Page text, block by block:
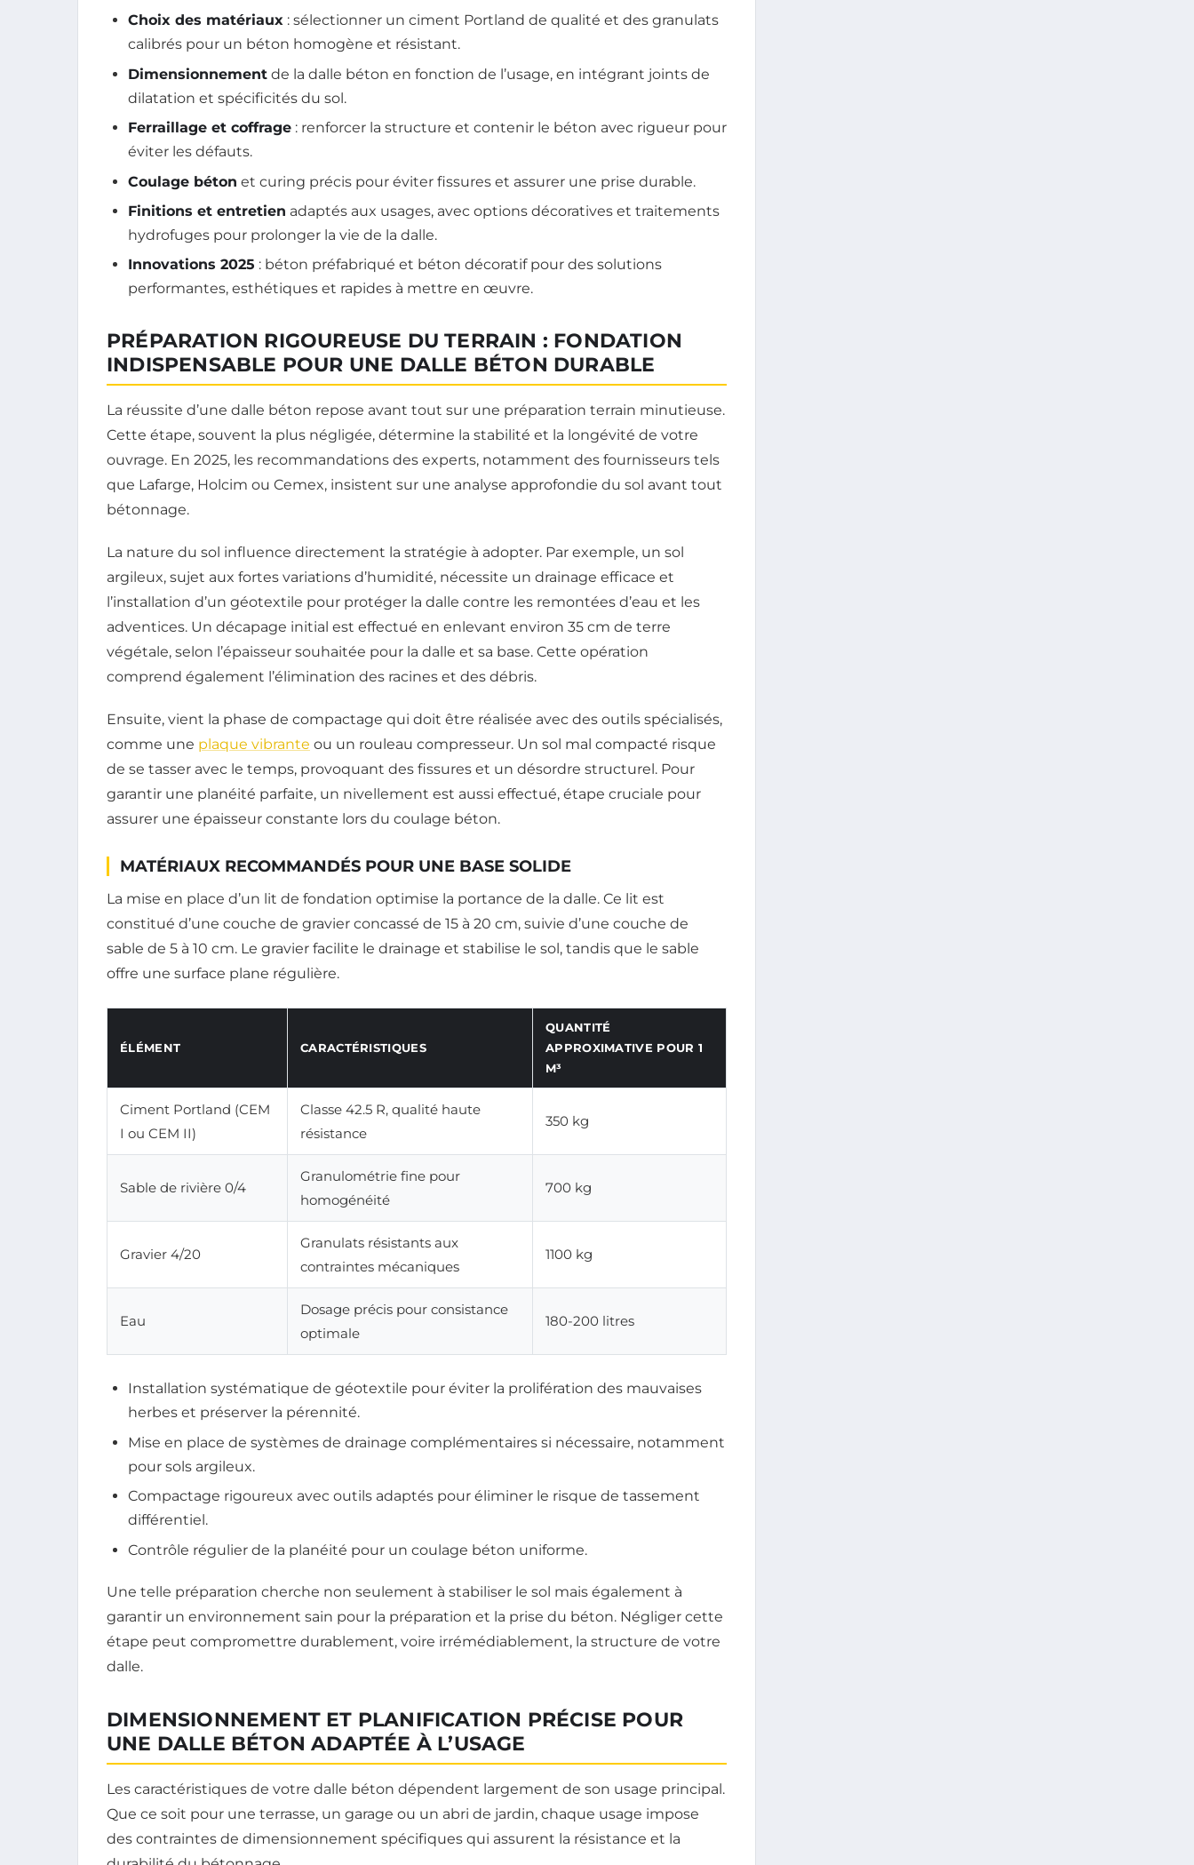
Choix des matériaux : sélectionner un ciment Portland de qualité et des granulats
calibrés pour un béton homogène et résistant.
Dimensionnement de la dalle béton en fonction de l’usage, en intégrant joints de
dilatation et spécificités du sol.
Ferraillage et coffrage : renforcer la structure et contenir le béton avec rigueur pour
éviter les défauts.
Coulage béton et curing précis pour éviter fissures et assurer une prise durable.
Finitions et entretien adaptés aux usages, avec options décoratives et traitements
hydrofuges pour prolonger la vie de la dalle.
Innovations 2025 : béton préfabriqué et béton décoratif pour des solutions
performantes, esthétiques et rapides à mettre en œuvre.
PRÉPARATION RIGOUREUSE DU TERRAIN : FONDATION
INDISPENSABLE POUR UNE DALLE BÉTON DURABLE
La réussite d’une dalle béton repose avant tout sur une préparation terrain minutieuse.
Cette étape, souvent la plus négligée, détermine la stabilité et la longévité de votre
ouvrage. En 2025, les recommandations des experts, notamment des fournisseurs tels
que Lafarge, Holcim ou Cemex, insistent sur une analyse approfondie du sol avant tout
bétonnage.
La nature du sol influence directement la stratégie à adopter. Par exemple, un sol
argileux, sujet aux fortes variations d’humidité, nécessite un drainage efficace et
l’installation d’un géotextile pour protéger la dalle contre les remontées d’eau et les
adventices. Un décapage initial est effectué en enlevant environ 35 cm de terre
végétale, selon l’épaisseur souhaitée pour la dalle et sa base. Cette opération
comprend également l’élimination des racines et des débris.
Ensuite, vient la phase de compactage qui doit être réalisée avec des outils spécialisés,
comme une plaque vibrante ou un rouleau compresseur. Un sol mal compacté risque
de se tasser avec le temps, provoquant des fissures et un désordre structurel. Pour
garantir une planéité parfaite, un nivellement est aussi effectué, étape cruciale pour
assurer une épaisseur constante lors du coulage béton.
MATÉRIAUX RECOMMANDÉS POUR UNE BASE SOLIDE
La mise en place d’un lit de fondation optimise la portance de la dalle. Ce lit est
constitué d’une couche de gravier concassé de 15 à 20 cm, suivie d’une couche de
sable de 5 à 10 cm. Le gravier facilite le drainage et stabilise le sol, tandis que le sable
offre une surface plane régulière.
ÉLÉMENT CARACTÉRISTIQUES
QUANTITÉ
APPROXIMATIVE POUR 1
M³
Ciment Portland (CEM
I ou CEM II)
Classe 42.5 R, qualité haute
résistance
350 kg
Sable de rivière 0/4
Granulométrie fine pour
homogénéité
700 kg
Gravier 4/20
Granulats résistants aux
contraintes mécaniques
1100 kg
Eau
Dosage précis pour consistance
optimale
180-200 litres
Installation systématique de géotextile pour éviter la prolifération des mauvaises
herbes et préserver la pérennité.
Mise en place de systèmes de drainage complémentaires si nécessaire, notamment
pour sols argileux.
Compactage rigoureux avec outils adaptés pour éliminer le risque de tassement
différentiel.
Contrôle régulier de la planéité pour un coulage béton uniforme.
Une telle préparation cherche non seulement à stabiliser le sol mais également à
garantir un environnement sain pour la préparation et la prise du béton. Négliger cette
étape peut compromettre durablement, voire irrémédiablement, la structure de votre
dalle.
DIMENSIONNEMENT ET PLANIFICATION PRÉCISE POUR
UNE DALLE BÉTON ADAPTÉE À L’USAGE
Les caractéristiques de votre dalle béton dépendent largement de son usage principal.
Que ce soit pour une terrasse, un garage ou un abri de jardin, chaque usage impose
des contraintes de dimensionnement spécifiques qui assurent la résistance et la